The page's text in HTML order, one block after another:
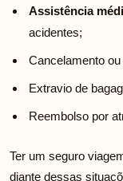
Assistência
acidentes;
Cancelamento
Extravio de
Reembolso por
Ter um seguro
diante dessas